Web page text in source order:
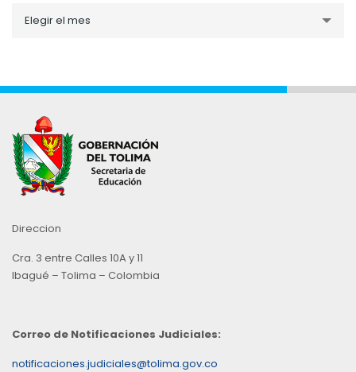
porElegir el mes
Direccion
Cra. 3 entre Calles 10A y 11
Ibagué – Tolima – Colombia
Correo de Notificaciones Judiciales:
notificaciones.judiciales@tolima.gov.co